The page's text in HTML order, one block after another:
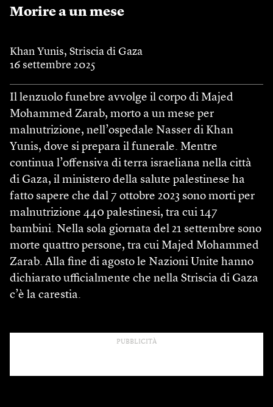
Morire a un mese
Khan Yunis, Striscia di Gaza
16 settembre 2025
Il lenzuolo funebre avvolge il corpo di Majed
Mohammed Zarab, morto a un mese per
malnutrizione, nell’ospedale Nasser di Khan
Yunis, dove si prepara il funerale. Mentre
continua l’offensiva di terra israeliana nella città
di Gaza, il ministero della salute palestinese ha
fatto sapere che dal 7 ottobre 2023 sono morti per
malnutrizione 440 palestinesi, tra cui 147
bambini. Nella sola giornata del 21 settembre sono
morte quattro persone, tra cui Majed Mohammed
Zarab. Alla fine di agosto le Nazioni Unite hanno
dichiarato ufficialmente che nella Striscia di Gaza
c’è la carestia.
PUBBLICITÀ